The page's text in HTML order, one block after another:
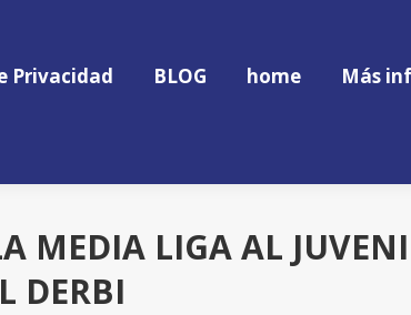
Privacidad BLOG home Más
MEDIA LIGA AL
DERBI
Más